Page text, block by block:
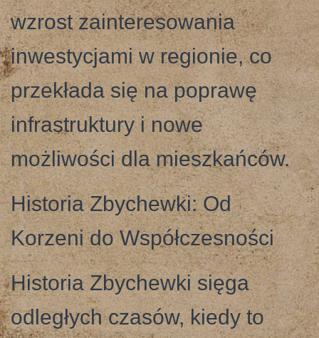
wzrost zainteresowania
inwestycjami w regionie, co
przekłada się na poprawę
infrastruktury i nowe
możliwości dla mieszkańców.
Historia Zbychewki: Od
Korzeni do Współczesności
Historia Zbychewki sięga
odległych czasów, kiedy to